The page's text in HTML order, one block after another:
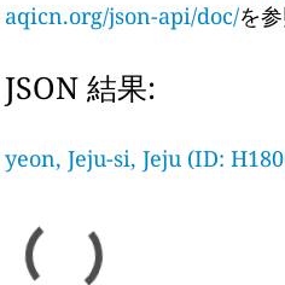
aqicn.org/json-api/doc/を
JSON 結果:
yeon, Jeju-si, Jeju (ID: